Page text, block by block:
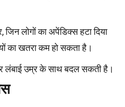
लोगों का अपेंडिक्स हटा दिया
का खतरा कम हो सकता है।
उम्र के साथ बदल सकती है।